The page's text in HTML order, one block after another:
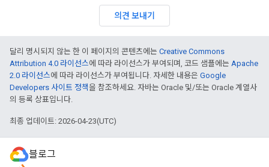
의견 보내기
달리 명시되지 않는 한 이 페이지의 콘텐츠에는 Creative Commons
Attribution 4.0 라이선스에 따라 라이선스가 부여되며, 코드 샘플에는 Apache
2.0 라이선스에 따라 라이선스가 부여됩니다. 자세한 내용은 Google
Developers 사이트 정책을 참조하세요. 자바는 Oracle 및/또는 Oracle 계열사
의 등록 상표입니다.
최종 업데이트: 2026-04-23(UTC)
블로그